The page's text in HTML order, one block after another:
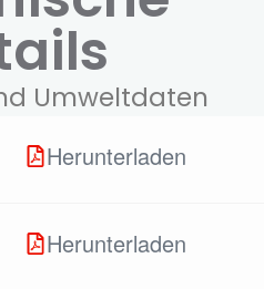
Umweltdaten
Herunterladen
Herunterladen